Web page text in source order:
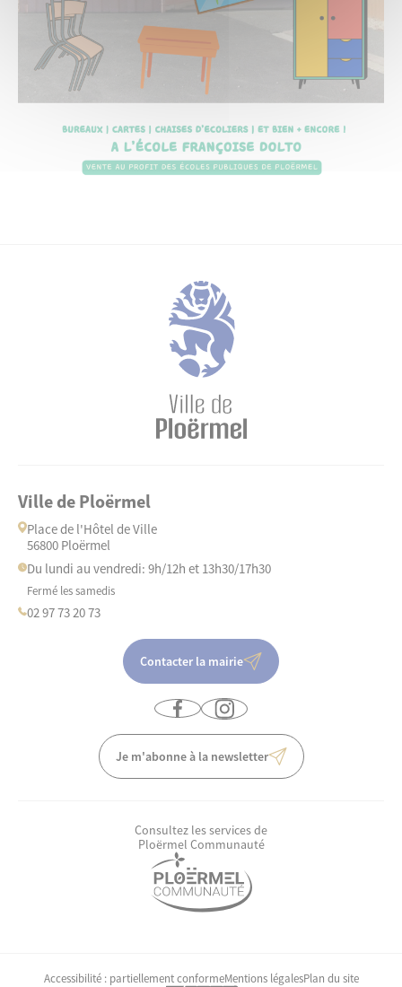
Ville de Ploërmel
Place de l'Hôtel de Ville
56800 Ploërmel
Du lundi au vendredi: 9h/12h et 13h30/17h30
Fermé les samedis
02 97 73 20 73
Contacter la mairie
Je m'abonne à la newsletter
Consultez les services de
Ploërmel Communauté
Accessibilité : partiellement conformeMentions légalesPlan du site